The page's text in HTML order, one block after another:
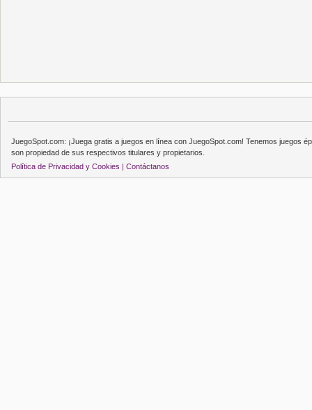
JuegoSpot.com: ¡Juega gratis a juegos en línea con JuegoSpot.com! Tenemos juegos
son propiedad de sus respectivos titulares y propietarios.
Política de Privacidad y Cookies | Contáctanos